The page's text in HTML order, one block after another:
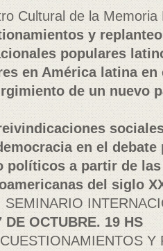
Cultural de la
y
populares
en América latina en
de un nuevo
en el
políticos a partir de
del siglo
DE OCTUBRE. 19 HS
Y